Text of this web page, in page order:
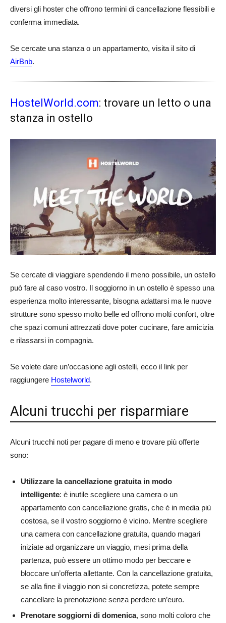
diversi gli hoster che offrono termini di cancellazione flessibili e
conferma immediata.
Se cercate una stanza o un appartamento, visita il sito di
AirBnb.
HostelWorld.com: trovare un letto o una
stanza in ostello
Se cercate di viaggiare spendendo il meno possibile, un ostello
può fare al caso vostro. Il soggiorno in un ostello è spesso una
esperienza molto interessante, bisogna adattarsi ma le nuove
strutture sono spesso molto belle ed offrono molti confort, oltre
che spazi comuni attrezzati dove poter cucinare, fare amicizia
e rilassarsi in compagnia.
Se volete dare un’occasione agli ostelli, ecco il link per
raggiungere Hostelworld.
Alcuni trucchi per risparmiare
Alcuni trucchi noti per pagare di meno e trovare più offerte
sono:
Utilizzare la cancellazione gratuita in modo
intelligente: è inutile scegliere una camera o un
appartamento con cancellazione gratis, che è in media più
costosa, se il vostro soggiorno è vicino. Mentre scegliere
una camera con cancellazione gratuita, quando magari
iniziate ad organizzare un viaggio, mesi prima della
partenza, può essere un ottimo modo per beccare e
bloccare un’offerta allettante. Con la cancellazione gratuita,
se alla fine il viaggio non si concretizza, potete sempre
cancellare la prenotazione senza perdere un’euro.
Prenotare soggiorni di domenica, sono molti coloro che